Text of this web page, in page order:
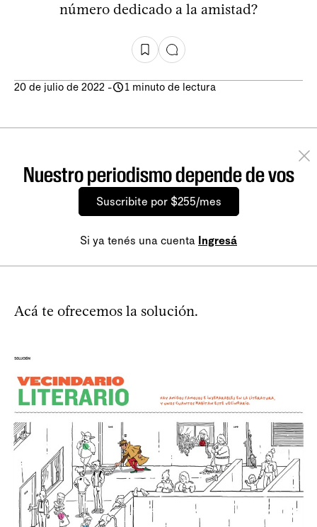
número dedicado a la amistad?
20 de julio de 2022 - 1 minuto de lectura
Nuestro periodismo depende de vos
Suscribite por $255/mes
Si ya tenés una cuenta Ingresá
Acá te ofrecemos la solución.